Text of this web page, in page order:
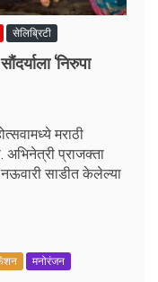
सेलिब्रिटी
‘निरुपा
मराठी
अभिनेत्री प्राजक्ता
नऊवारी साडीत केलेल्या
मनोरंजन